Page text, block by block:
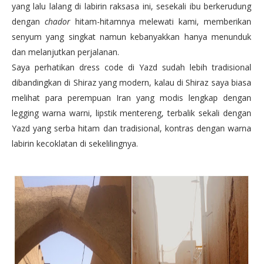
yang lalu lalang di labirin raksasa ini, sesekali ibu berkerudung
dengan chadorhitam-hitamnya melewati kami, memberikan
senyum yang singkat namun kebanyakkan hanya menunduk
dan melanjutkan perjalanan.
Saya perhatikan dress code di Yazd sudah lebih tradisional
dibandingkan di Shiraz yang modern, kalau di Shiraz saya biasa
melihat para perempuan Iran yang modis lengkap dengan
legging warna warni, lipstik mentereng, terbalik sekali dengan
Yazd yang serba hitam dan tradisional, kontras dengan warna
labirin kecoklatan di sekelilingnya.